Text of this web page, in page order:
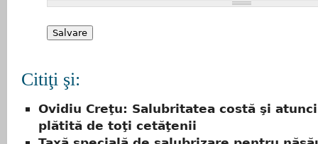
Citiţi şi:
Ovidiu Creţu: Salubritatea costă şi
plătită de toţi cetăţenii